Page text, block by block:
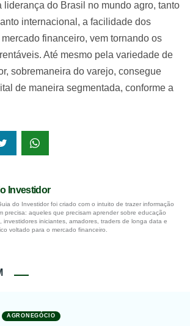
liderança do Brasil no mundo agro, tanto
internacional, a facilidade dos
financeiro, vem tornando os
Até mesmo pela variedade de
sobremaneira do varejo, consegue
de maneira segmentada, conforme a
Investidor
do Investidor foi criado com o intuito de trazer informação
precisa: aqueles que precisam aprender sobre educação
investidores iniciantes, amadores, traders de longa data e
voltado para o mercado financeiro.
AGRONEGÓCIO